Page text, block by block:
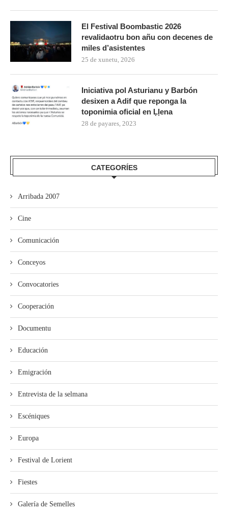
El Festival Boombastic 2026
revalidaotru bon añu con decenes de
miles d’asistentes
25 de xunetu, 2026
Iniciativa pol Asturianu y Barbón
desixen a Adif que reponga la
toponimia oficial en Ḷḷena
28 de payares, 2023
CATEGORÍES
Arribada 2007
Cine
Comunicación
Conceyos
Convocatories
Cooperación
Documentu
Educación
Emigración
Entrevista de la selmana
Escéniques
Europa
Festival de Lorient
Fiestes
Galería de Semelles